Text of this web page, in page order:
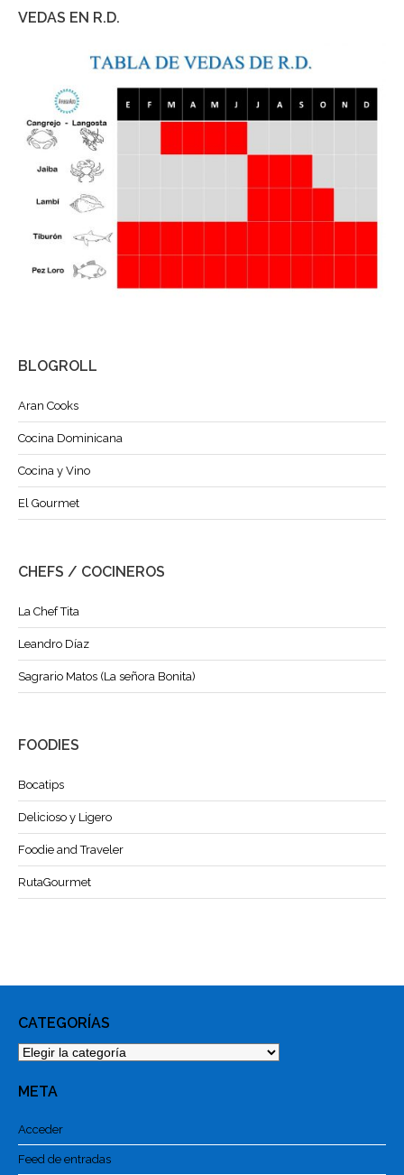
VEDAS EN R.D.
BLOGROLL
Aran Cooks
Cocina Dominicana
Cocina y Vino
El Gourmet
CHEFS / COCINEROS
La Chef Tita
Leandro Díaz
Sagrario Matos (La señora Bonita)
FOODIES
Bocatips
Delicioso y Ligero
Foodie and Traveler
RutaGourmet
CATEGORÍAS
Categorías
META
Acceder
Feed de entradas